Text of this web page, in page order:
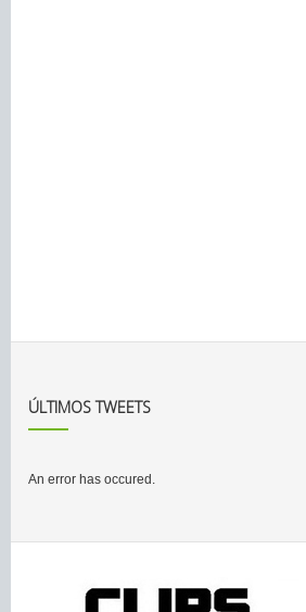
ÚLTIMOS TWEETS
An error has occured.